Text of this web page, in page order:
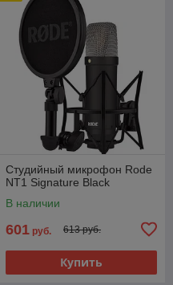
Студийный микрофон Rode
NT1 Signature Black
В наличии
601 руб. 613 руб.
Купить